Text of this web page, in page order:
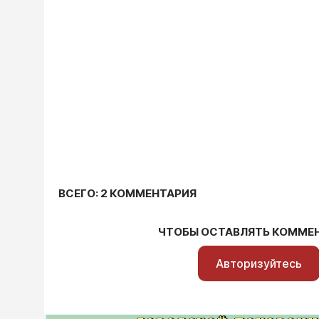
ВСЕГО: 2 КОММЕНТАРИЯ
ЧТОБЫ ОСТАВЛЯТЬ
Авторизуйтесь